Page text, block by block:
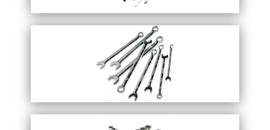
Отвертки
Перейти в каталог
Запросить прайс
ключи гаечные